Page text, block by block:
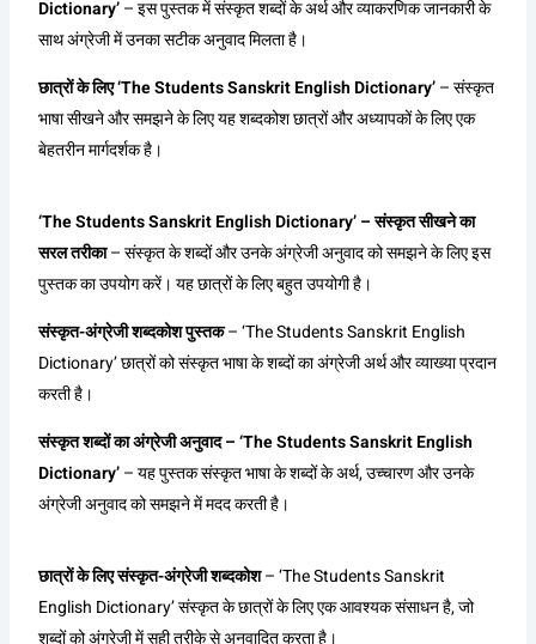
Dictionary’– इस पुस्तक में संस्कृत शब्दों के अर्थ और व्याकरणिक जानकारी के
साथ अंग्रेजी में उनका सटीक अनुवाद मिलता है।
छात्रों के लिए ‘The Students Sanskrit English Dictionary’– संस्कृत
भाषा सीखने और समझने के लिए यह शब्दकोश छात्रों और अध्यापकों के लिए एक
बेहतरीन मार्गदर्शक है।
‘The Students Sanskrit English Dictionary’ – संस्कृत सीखने का
सरल तरीका– संस्कृत के शब्दों और उनके अंग्रेजी अनुवाद को समझने के लिए इस
पुस्तक का उपयोग करें। यह छात्रों के लिए बहुत उपयोगी है।
संस्कृत-अंग्रेजी शब्दकोश पुस्तक– ‘The Students Sanskrit English
Dictionary’ छात्रों को संस्कृत भाषा के शब्दों का अंग्रेजी अर्थ और व्याख्या प्रदान
करती है।
संस्कृत शब्दों का अंग्रेजी अनुवाद – ‘The Students Sanskrit English
Dictionary’– यह पुस्तक संस्कृत भाषा के शब्दों के अर्थ, उच्चारण और उनके
अंग्रेजी अनुवाद को समझने में मदद करती है।
छात्रों के लिए संस्कृत-अंग्रेजी शब्दकोश– ‘The Students Sanskrit
English Dictionary’ संस्कृत के छात्रों के लिए एक आवश्यक संसाधन है, जो
शब्दों को अंग्रेजी में सही तरीके से अनुवादित करता है।